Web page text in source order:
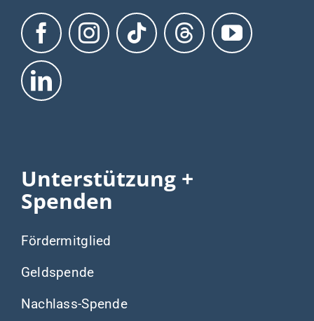
Unterstützung +
Spenden
Fördermitglied
Geldspende
Nachlass-Spende